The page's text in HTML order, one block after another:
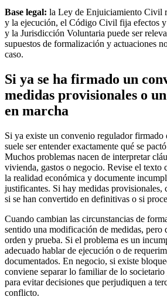
Base legal: la Ley de Enjuiciamiento Civil
y la ejecución, el Código Civil fija efectos
y la Jurisdicción Voluntaria puede ser
supuestos de formalización y actuaciones
caso.
Si ya se ha firmado un
medidas provisionales o
en marcha
Si ya existe un convenio regulador
suele ser entender exactamente qué se
Muchos problemas nacen de interpretar
vivienda, gastos o negocio. Revise el texto
la realidad económica y documente
justificantes. Si hay medidas provisionales,
si se han convertido en definitivas o si
Cuando cambian las circunstancias de
sentido una modificación de medidas, pero
orden y prueba. Si el problema es un
adecuado hablar de ejecución o de
documentados. En negocio, si existe
conviene separar lo familiar de lo
para evitar decisiones que perjudiquen a
conflicto.